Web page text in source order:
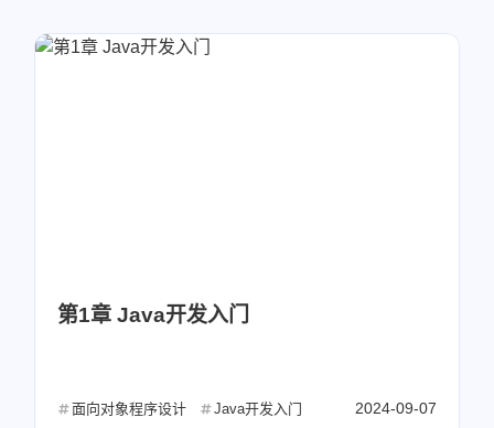
第1章 Java开发入门
面向对象程序设计 Java开发入门 2024-09-07